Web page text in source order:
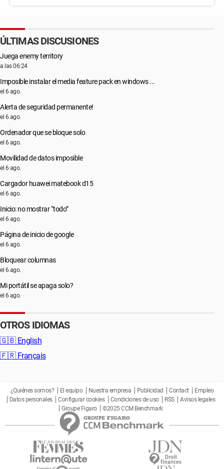
ÚLTIMAS DISCUSIONES
Juega enemy territory
a las 06:24
Imposible instalar el media feature pack en windows ...
el 6 ago.
Alerta de seguridad permanente!
el 6 ago.
Ordenador que se bloque solo
el 6 ago.
Movilidad de datos imposible
el 6 ago.
Cargador huawei matebook d15
el 6 ago.
Inicio: no mostrar “todo”
el 6 ago.
Página de inicio de google
el 6 ago.
Bloquear columnas
el 6 ago.
Mi portátil se apaga solo?
el 6 ago.
OTROS IDIOMAS
🇬🇧 English
🇫🇷 Français
¿Quiénes somos? El equipo Nuestra empresa Publicidad Contact
Empleo
Datos personales
Configurar cookies Condiciones de uso RSS
Avisos legales
Groupe Figaro
©2025 CCM Benchmark